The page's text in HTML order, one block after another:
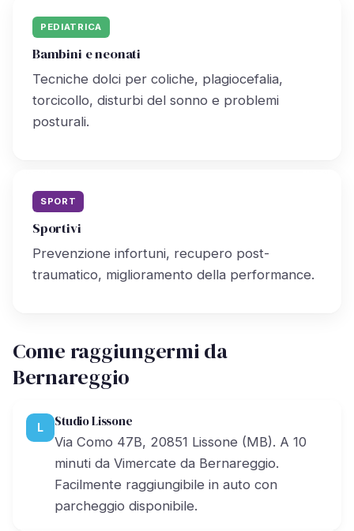
PEDIATRICA
Bambini e neonati
Tecniche dolci per coliche, plagiocefalia,
torcicollo, disturbi del sonno e problemi
posturali.
SPORT
Sportivi
Prevenzione infortuni, recupero post-
traumatico, miglioramento della performance.
Come raggiungermi da
Bernareggio
L Studio Lissone
Via Como 47B, 20851 Lissone (MB). A 10
minuti da Vimercate da Bernareggio.
Facilmente raggiungibile in auto con
parcheggio disponibile.